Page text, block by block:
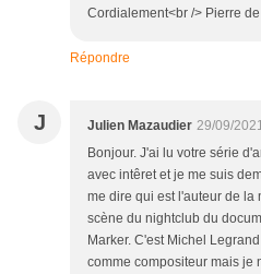
Cordialement<br /> Pierre
Répondre
J Julien Mazaudier 29/09/
Bonjour. J'ai lu votre série
avec intêret et je me suis
me dire qui est l'auteur de la
scène du nightclub du
Marker. C'est Michel
comme compositeur mais je